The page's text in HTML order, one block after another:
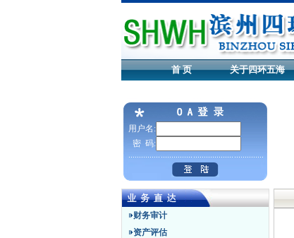
首 页 关于四环五海
用户名:
密 码:
财务审计
资产评估